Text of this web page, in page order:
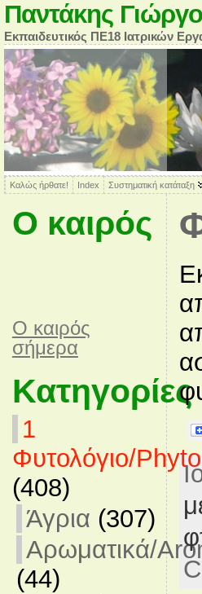
Παντάκης
Εκπαιδευτικός ΠΕ18 Ιατρικών
Καλώς ήρθατε! Index Συστηματική κατάταξη
Ο καιρός
O καιρός
σήμερα
Κατηγορίες
1
Φυτολόγιο/
(408)
Άγρια (307)
Αρωματικά/
(44)